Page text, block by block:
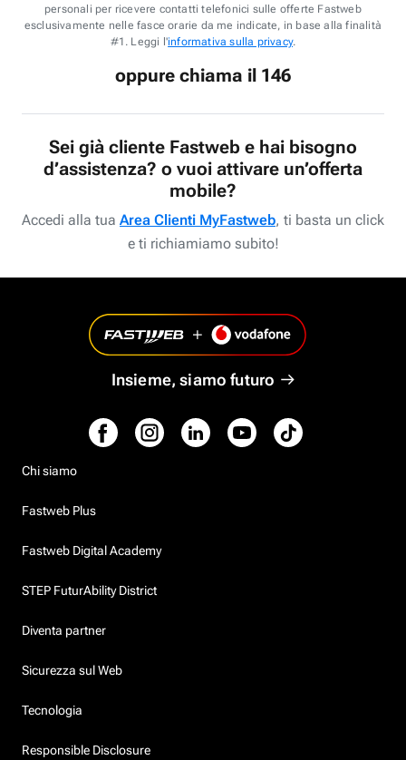
personali per ricevere contatti telefonici sulle offerte Fastweb
esclusivamente nelle fasce orarie da me indicate, in base alla finalità
#1. Leggi l'informativa sulla privacy.
oppure chiama il 146
Sei già cliente Fastweb e hai bisogno
d’assistenza? o vuoi attivare un’offerta
mobile?
Accedi alla tua Area Clienti MyFastweb, ti basta un click
e ti richiamiamo subito!
Insieme, siamo futuro
Chi siamo
Fastweb Plus
Fastweb Digital Academy
STEP FuturAbility District
Diventa partner
Sicurezza sul Web
Tecnologia
Responsible Disclosure